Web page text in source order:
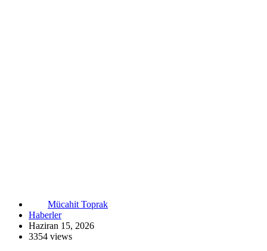
Mücahit Toprak
Haberler
Haziran 15, 2026
3354 views